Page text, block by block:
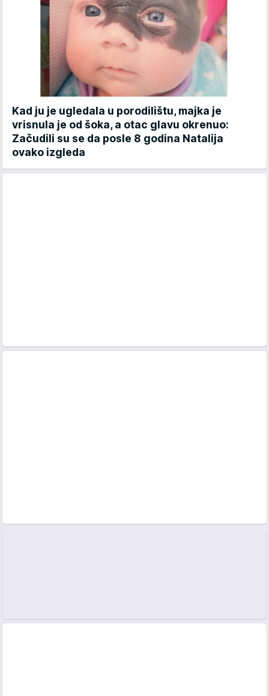
Kad ju je ugledala u porodilištu, majka je
vrisnula je od šoka, a otac glavu okrenuo:
Začudili su se da posle 8 godina Natalija
ovako izgleda